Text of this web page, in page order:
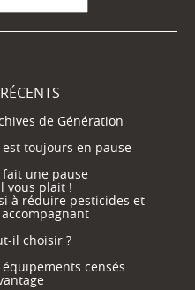
de Génération
toujours en pause
fait une pause
vous plait !
à réduire pesticides et
il choisir ?
censés